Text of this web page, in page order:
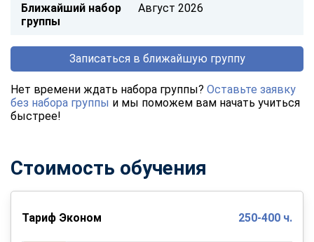
Ближайший набор
группы
Август 2026
Записаться в ближайшую группу
Нет времени ждать набора группы? Оставьте заявку
без набора группы и мы поможем вам начать учиться
быстрее!
Стоимость обучения
Тариф Эконом 250-400 ч.